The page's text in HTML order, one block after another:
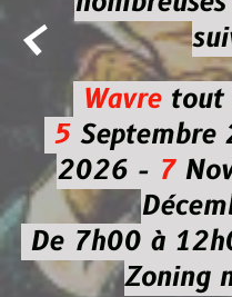

Wavretout
5Septembre
2026 -7
De 7h00 à
Zoning